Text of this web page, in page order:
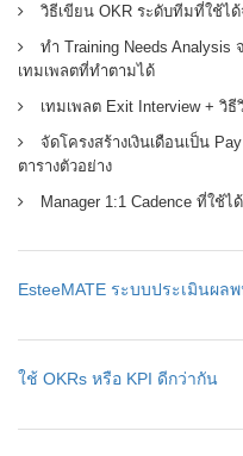
วิธีเขียน OKR ระดับทีมที่ใช้ไ
ทำ Training Needs Analysis
เทมเพลตที่ทำตามได้
เทมเพลต Exit Interview + วิ
จัดโครงสร้างเงินเดือนเป็น
ตารางตัวอย่าง
Manager 1:1 Cadence ที่ใช้
EsteeMATE ระบบประเมินผล
ใช้ OKRs หรือ KPI ดีกว่ากัน